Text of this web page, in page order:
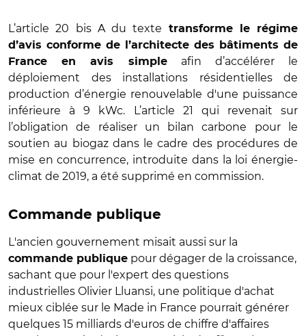
L’article 20 bis A du texte
transforme le régime
d’avis conforme de l’architecte des bâtiments de
France en avis simpleafin d’accélérer le
déploiement des installations résidentielles de
production d’énergie renouvelable d'une puissance
inférieure à 9 kWc. L’article 21 qui revenait sur
l’obligation de réaliser un bilan carbone pour le
soutien au biogaz dans le cadre des procédures de
mise en concurrence, introduite dans la loi énergie-
climat de 2019, a été supprimé en commission.
Commande publique
L'ancien gouvernement misait aussi sur la
commande publique pour dégager de la croissance,
sachant que pour l'expert des questions
industrielles Olivier Lluansi, une politique d'achat
mieux ciblée sur le Made in France pourrait générer
quelques 15 milliards d'euros de chiffre d'affaires